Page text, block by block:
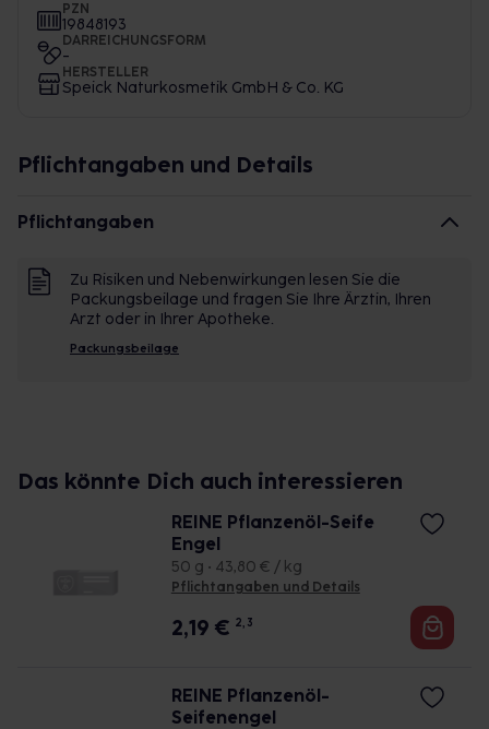
PZN
19848193
DARREICHUNGSFORM
-
HERSTELLER
Speick Naturkosmetik GmbH & Co. KG
Pflichtangaben und Details
Pflichtangaben
Zu Risiken und Nebenwirkungen lesen Sie die
Packungsbeilage und fragen Sie Ihre Ärztin, Ihren
Arzt oder in Ihrer Apotheke.
Packungsbeilage
Das könnte Dich auch interessieren
REINE Pflanzenöl-Seife
Engel
50 g • 43,80 € / kg
Pflichtangaben und Details
2,19 € 2, 3
REINE Pflanzenöl-
Seifenengel